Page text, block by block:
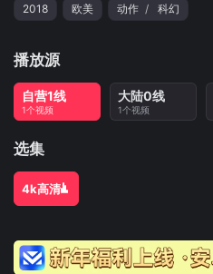
2018 欧美 动作 / 科幻
播放源
自营1线
1个视频
大陆0线
1个视频
选集
4k高清